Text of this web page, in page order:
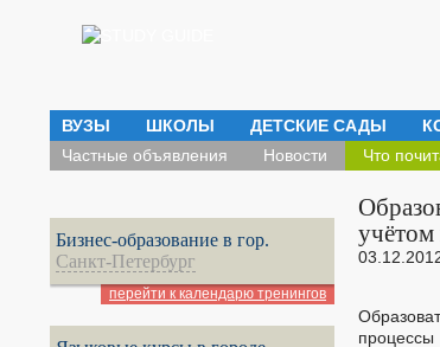
ВУЗЫ ШКОЛЫ ДЕТСКИЕ САДЫ
Частные объявления Новости Что
учётом
Бизнес-образование в гор.
Санкт-Петербург
перейти к календарю тренингов